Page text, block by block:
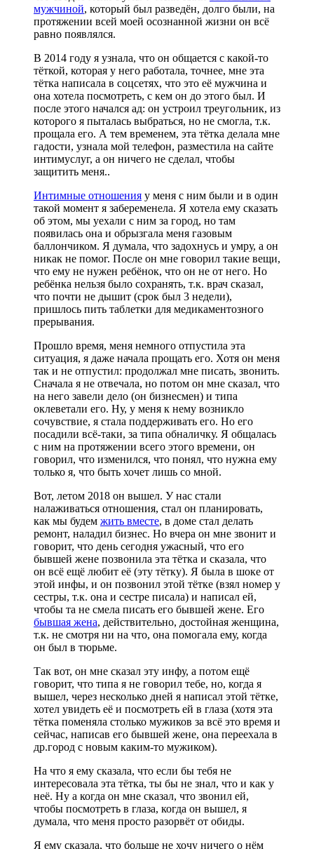
мужчиной, который был разведён, долго были, на
протяжении всей моей осознанной жизни он всё
равно появлялся.
В 2014 году я узнала, что он общается с какой-то
тёткой, которая у него работала, точнее, мне эта
тётка написала в соцсетях, что это её мужчина и
она хотела посмотреть, с кем он до этого был. И
после этого начался ад: он устроил треугольник, из
которого я пыталась выбраться, но не смогла, т.к.
прощала его. А тем временем, эта тётка делала мне
гадости, узнала мой телефон, разместила на сайте
интимуслуг, а он ничего не сделал, чтобы
защитить меня..
Интимные отношения у меня с ним были и в один
такой момент я забеременела. Я хотела ему сказать
об этом, мы уехали с ним за город, но там
появилась она и обрызгала меня газовым
баллончиком. Я думала, что задохнусь и умру, а он
никак не помог. После он мне говорил такие вещи,
что ему не нужен ребёнок, что он не от него. Но
ребёнка нельзя было сохранять, т.к. врач сказал,
что почти не дышит (срок был 3 недели),
пришлось пить таблетки для медикаментозного
прерывания.
Прошло время, меня немного отпустила эта
ситуация, я даже начала прощать его. Хотя он меня
так и не отпустил: продолжал мне писать, звонить.
Сначала я не отвечала, но потом он мне сказал, что
на него завели дело (он бизнесмен) и типа
оклеветали его. Ну, у меня к нему возникло
сочувствие, я стала поддерживать его. Но его
посадили всё-таки, за типа обналичку. Я общалась
с ним на протяжении всего этого времени, он
говорил, что изменился, что понял, что нужна ему
только я, что быть хочет лишь со мной.
Вот, летом 2018 он вышел. У нас стали
налаживаться отношения, стал он планировать,
как мы будем жить вместе, в доме стал делать
ремонт, наладил бизнес. Но вчера он мне звонит и
говорит, что день сегодня ужасный, что его
бывшей жене позвонила эта тётка и сказала, что
он всё ещё любит её (эту тётку). Я была в шоке от
этой инфы, и он позвонил этой тётке (взял номер у
сестры, т.к. она и сестре писала) и написал ей,
чтобы та не смела писать его бывшей жене. Его
бывшая жена, действительно, достойная женщина,
т.к. не смотря ни на что, она помогала ему, когда
он был в тюрьме.
Так вот, он мне сказал эту инфу, а потом ещё
говорит, что типа я не говорил тебе, но, когда я
вышел, через несколько дней я написал этой тётке,
хотел увидеть её и посмотреть ей в глаза (хотя эта
тётка поменяла столько мужиков за всё это время и
сейчас, написав его бывшей жене, она переехала в
др.город с новым каким-то мужиком).
На что я ему сказала, что если бы тебя не
интересовала эта тётка, ты бы не знал, что и как у
неё. Ну а когда он мне сказал, что звонил ей,
чтобы посмотреть в глаза, когда он вышел, я
думала, что меня просто разорвёт от обиды.
Я ему сказала, что больше не хочу ничего о нём